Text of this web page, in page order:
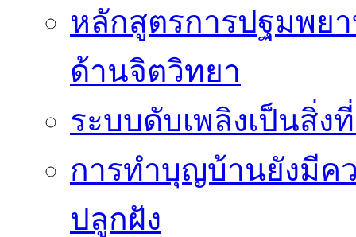
หลักสูตรการปฐมพย
ด้านจิตวิทยา
ระบบดับเพลิงเป็นสิ่ง
การทำบุญบ้านยังมีค
ปลูกฝัง